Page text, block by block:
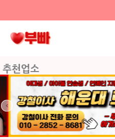
건너뛰기
추천업소